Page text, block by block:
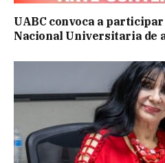
UABC convoca a
Nacional Universitaria de